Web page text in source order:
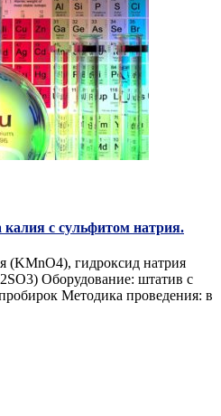
калия с сульфитом натрия.
(KMnO4), гидроксид натрия
Оборудование: штатив с
Методика проведения: в
манганата калия и